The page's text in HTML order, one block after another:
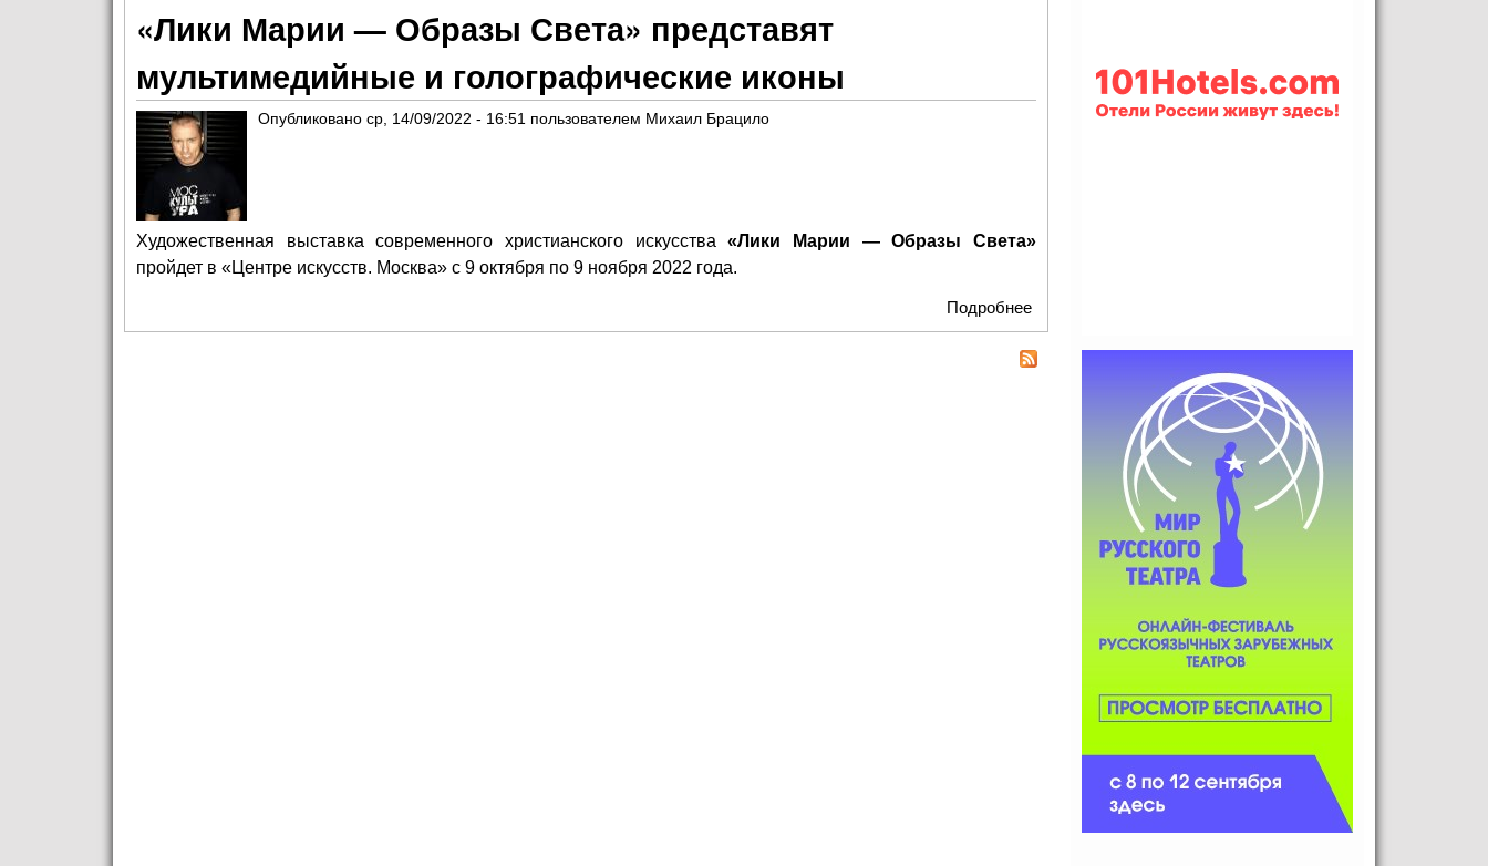
«Лики Марии — Образы Света» представят
мультимедийные и голографические иконы
Опубликовано ср, 14/09/2022 - 16:51 пользователем Михаил Брацило
Художественная выставка современного христианского искусства«Лики Марии — Образы Света»
пройдет в «Центре искусств. Москва» с 9 октября по 9 ноября 2022 года.
Подробнее
Марии — Образы Света» представят мультимедийные и
голографические иконы